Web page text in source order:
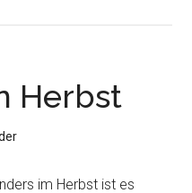
Herbst
im Herbst ist es